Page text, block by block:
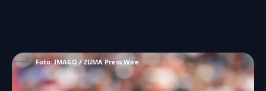
Foto: IMAGO / ZUMA Press Wire